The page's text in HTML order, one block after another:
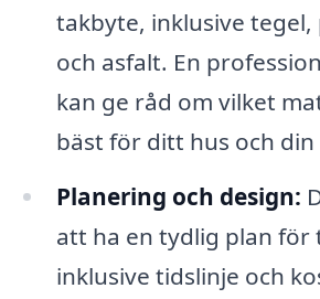
takbyte, inklusive
och asfalt. En
kan ge råd om vilket
bäst för ditt hus och
Planering och design:
att ha en tydlig plan för
inklusive tidslinje och